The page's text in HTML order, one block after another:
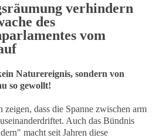
verhindern
des
vom
Naturereignis, sondern von
so gewollt!
dass die Spanne zwischen arm
Auch das Bündnis
macht seit Jahren diese